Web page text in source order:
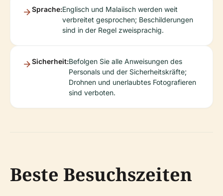
Sprache:Englisch und Malaiisch werden weit
verbreitet gesprochen; Beschilderungen
sind in der Regel zweisprachig.
Sicherheit:Befolgen Sie alle Anweisungen des
Personals und der Sicherheitskräfte;
Drohnen und unerlaubtes Fotografieren
sind verboten.
Beste Besuchszeiten